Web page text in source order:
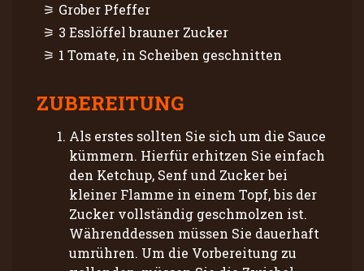
Grober Pfeffer
3 Esslöffel brauner Zucker
1 Tomate, in Scheiben geschnitten
ZUBEREITUNG
Als erstes sollten Sie sich um die Sauce
kümmern. Hierfür erhitzen Sie einfach
den Ketchup, Senf und Zucker bei
kleiner Flamme in einem Topf, bis der
Zucker vollständig geschmolzen ist.
Währenddessen müssen Sie dauerhaft
umrühren. Um die Vorbereitung zu